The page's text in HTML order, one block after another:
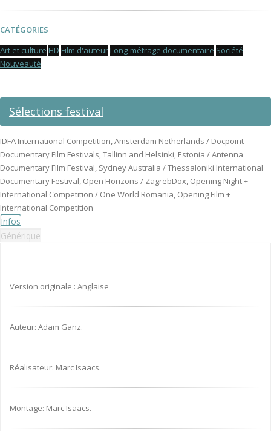
CATÉGORIES
Art et culture HD Film d'auteur Long-métrage documentaire Société
Nouveauté
Sélections festival
IDFA International Competition, Amsterdam Netherlands / Docpoint -
Documentary Film Festivals, Tallinn and Helsinki, Estonia / Antenna
Documentary Film Festival, Sydney Australia / Thessaloniki International
Documentary Festival, Open Horizons / ZagrebDox, Opening Night +
International Competition / One World Romania, Opening Film +
International Competition
Infos
Générique
Version originale : Anglaise
Auteur: Adam Ganz.
Réalisateur: Marc Isaacs.
Montage: Marc Isaacs.